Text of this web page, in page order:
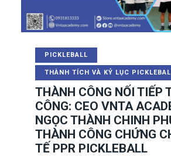
PICKLEBALL
THÀNH TÍCH VÀ KỶ LỤC
THÀNH CÔNG NỐI TIẾP
CÔNG: CEO VNTA
NGỌC THÀNH CHINH
THÀNH CÔNG CHỨNG
TẾ PPR PICKLEBALL